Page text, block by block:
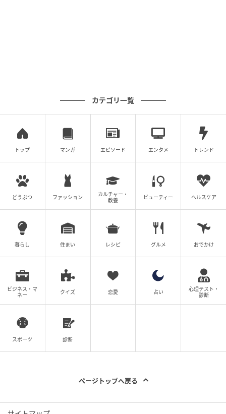
元記事で読む
次の記事
上手な人ほど知っている「デニムで普通だけ
どキレイ」の作り方
の記事をもっとみる
カテゴリ一覧
トップ マンガ エピソード エンタメ トレンド
どうぶつ ファッション
カルチャー・
教養
ビューティー ヘルスケア
暮らし 住まい レシピ グルメ おでかけ
ビジネス・マ
ネー
クイズ 恋愛 占い
心理テスト・
診断
スポーツ 診断
ページトップへ戻る